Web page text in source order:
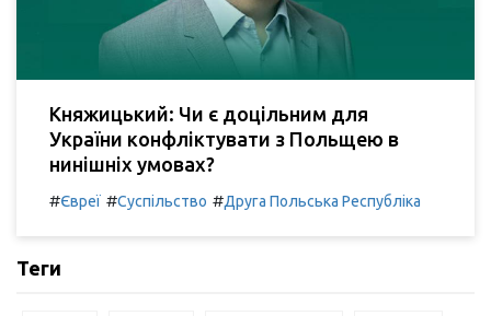
Княжицький: Чи є доцільним для
України конфліктувати з Польщею в
нинішніх умовах?
#Євреї #Суспільство #Друга Польська Республіка
Теги